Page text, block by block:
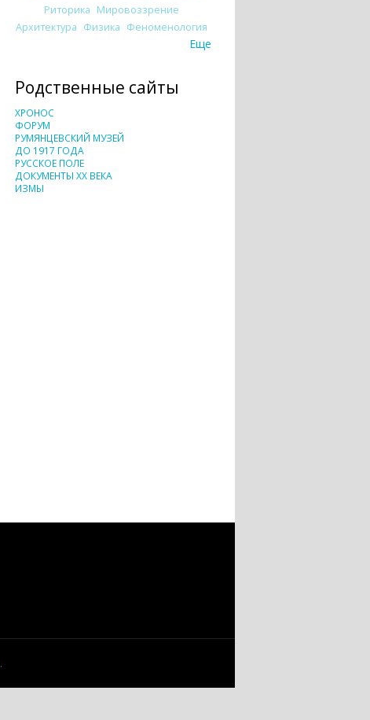
Риторика Мировоззрение
Архитектура Физика Феноменология
Еще
Родственные сайты
ХРОНОС
ФОРУМ
РУМЯНЦЕВСКИЙ МУЗЕЙ
ДО 1917 ГОДА
РУССКОЕ ПОЛЕ
ДОКУМЕНТЫ XX ВЕКА
ИЗМЫ
.